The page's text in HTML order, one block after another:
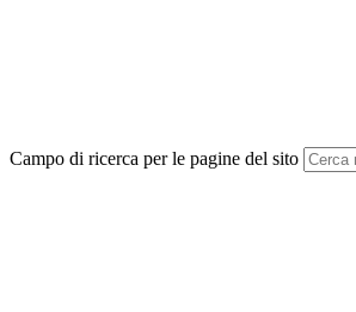
Campo di ricerca per le pagine del sito